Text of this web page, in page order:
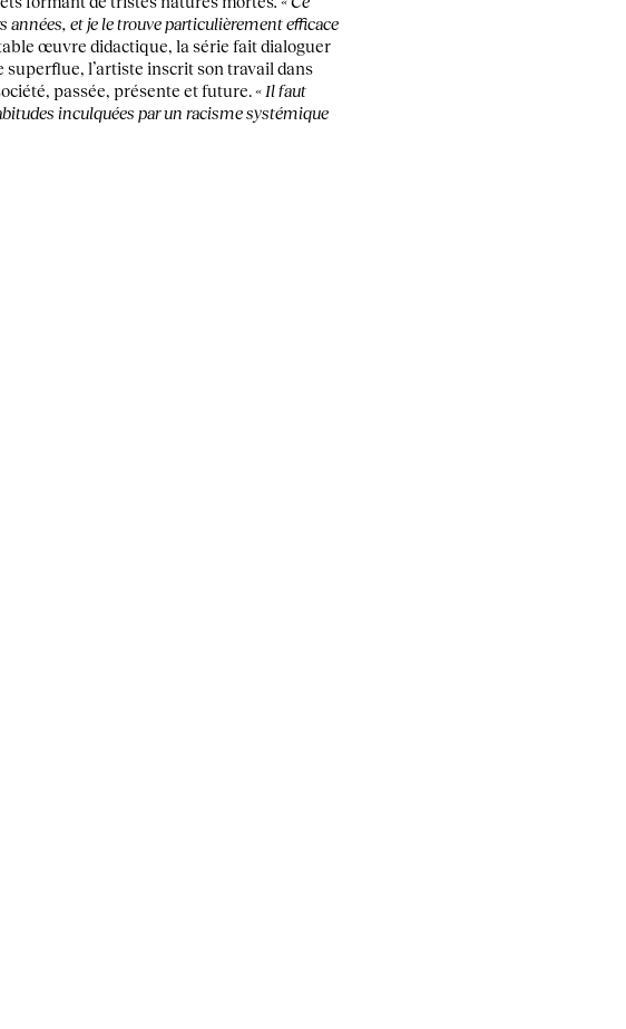
et je le trouve particulièrement efficace
œuvre didactique, la série fait dialoguer
l’artiste inscrit son travail dans
passée, présente et future.« Il faut
inculquées par un racisme systémique